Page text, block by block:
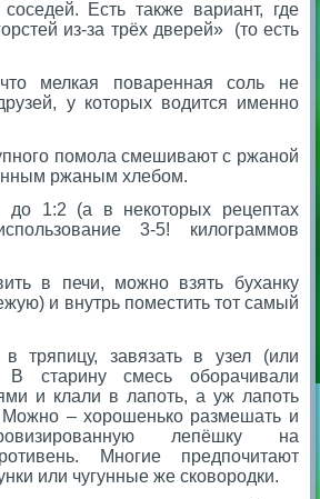
Есть также вариант, где
из-за трёх дверей» (то есть
мелкая поваренная соль не
у которых водится именно
помола смешивают с ржаной
ржаным хлебом.
до 1:2 (а в некоторых рецептах
3-5! килограммов
в печи, можно взять буханку
и внутрь поместить тот самый
тряпицу, завязать в узел (или
В старину смесь оборачивали
и клали в лапоть, а уж лапоть
– хорошенько размешать и
лепёшку на
Многие предпочитают
или чугунные же сковородки.